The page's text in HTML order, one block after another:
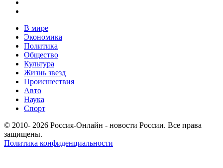
В мире
Экономика
Политика
Общество
Культура
Жизнь звезд
Происшествия
Авто
Наука
Спорт
© 2010- 2026 Россия-Онлайн - новости России. Все права
защищены.
Политика конфиденциальности